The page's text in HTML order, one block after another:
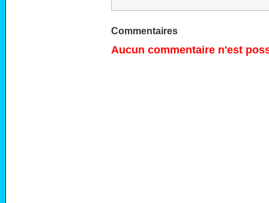
Commentaires
Aucun commentaire n'est